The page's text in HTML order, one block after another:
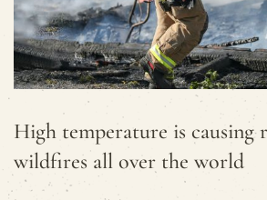
High temperature is causing
wildfires all over the world